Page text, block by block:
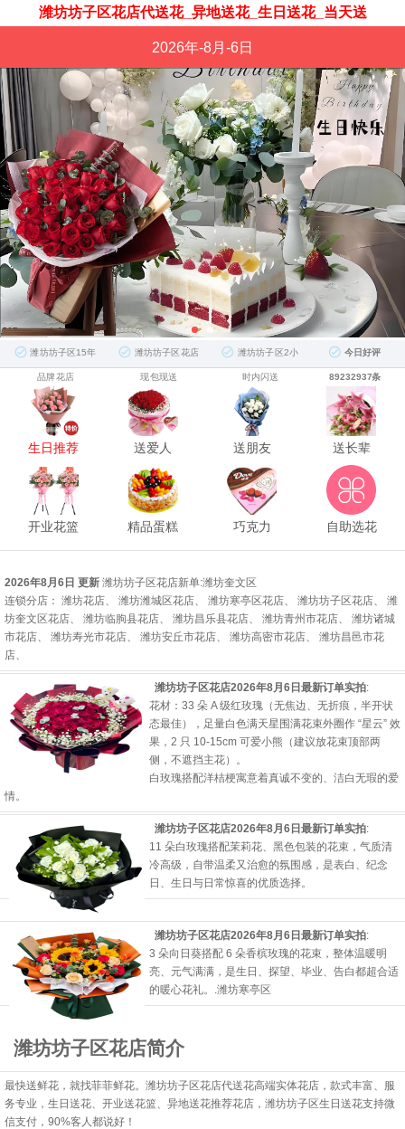
潍坊坊子区花店代送花_异地送花_生日送花_当天送
2026年-8月-6日
潍坊坊子区15年
品牌花店
潍坊坊子区花店
现包现送
潍坊坊子区2小
时内闪送
今日好评
89232937条
生日推荐 送爱人 送朋友 送长辈
开业花篮 精品蛋糕 巧克力 自助选花
2026年8月6日 更新 潍坊坊子区花店新单:潍坊奎文区
连锁分店 ： 潍坊花店 潍坊潍城区花店 潍坊寒亭区花店 潍坊坊子区花店
潍
坊奎文区花店
潍坊临朐县花店 潍坊昌乐县花店 潍坊青州市花店
潍坊诸城
市花店
潍坊寿光市花店 潍坊安丘市花店 潍坊高密市花店
潍坊昌邑市花
店
潍坊坊子区花店2026年8月6日最新订单实拍:
花材：33 朵 A 级红玫瑰（无焦边、无折痕，半开状
态最佳），足量白色满天星围满花束外圈作 “星云” 效
果，2 只 10-15cm 可爱小熊（建议放花束顶部两
侧，不遮挡主花）。
白玫瑰搭配洋桔梗寓意着真诚不变的、洁白无瑕的爱
情。
潍坊坊子区花店2026年8月6日最新订单实拍:
11 朵白玫瑰搭配茉莉花、黑色包装的花束，气质清
冷高级，自带温柔又治愈的氛围感，是表白、纪念
日、生日与日常惊喜的优质选择。
潍坊坊子区花店2026年8月6日最新订单实拍:
3 朵向日葵搭配 6 朵香槟玫瑰的花束，整体温暖明
亮、元气满满，是生日、探望、毕业、告白都超合适
的暖心花礼。. 潍坊寒亭区
潍坊坊子区花店简介
最快送鲜花，就找菲菲鲜花。潍坊坊子区花店代送花高端实体花店，款式丰富、服
务专业，生日送花、开业送花篮、异地送花推荐花店，潍坊坊子区生日送花支持微
信支付，90%客人都说好！